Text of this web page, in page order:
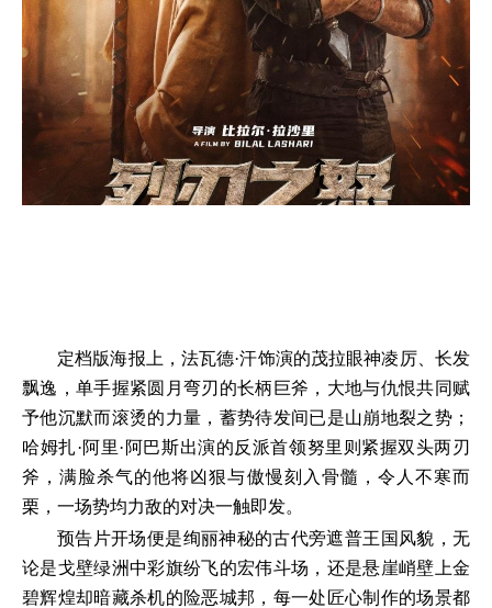
定档版海报上，法瓦德·汗饰演的茂拉眼神凌厉、长发
飘逸，单手握紧圆月弯刃的长柄巨斧，大地与仇恨共同赋
予他沉默而滚烫的力量，蓄势待发间已是山崩地裂之势；
哈姆扎·阿里·阿巴斯出演的反派首领努里则紧握双头两刃
斧，满脸杀气的他将凶狠与傲慢刻入骨髓，令人不寒而
栗，一场势均力敌的对决一触即发。
预告片开场便是绚丽神秘的古代旁遮普王国风貌，无
论是戈壁绿洲中彩旗纷飞的宏伟斗场，还是悬崖峭壁上金
碧辉煌却暗藏杀机的险恶城邦，每一处匠心制作的场景都